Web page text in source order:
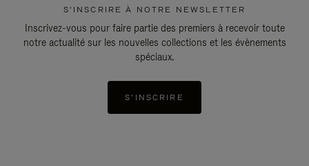
S'INSCRIRE À NOTRE NEWSLETTER
Inscrivez-vous pour faire partie des premiers à recevoir toute
notre actualité sur les nouvelles collections et les évènements
spéciaux.
S'INSCRIRE